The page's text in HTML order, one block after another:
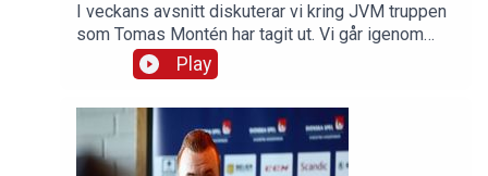
I veckans avsnitt diskuterar vi kring JVM truppen
som Tomas Montén har tagit ut. Vi går igenom
position för position. Och så tippar vi hur långt vi
tror att Sverige kommer att gå. Du hör också i
avsnitteten intervju med Tomas Montén som
Jonathan Nilsson gjorde på presskonferensen när
truppen presenterades.Som vanligt har vi också
ett juniorsvep med det som har hänt under
Play